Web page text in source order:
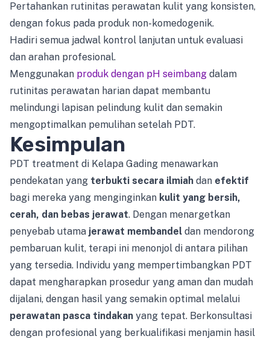
Pertahankan rutinitas perawatan kulit yang konsisten,
dengan fokus pada produk non-komedogenik.
Hadiri semua jadwal kontrol lanjutan untuk evaluasi
dan arahan profesional.
Menggunakan produk dengan pH seimbang dalam
rutinitas perawatan harian dapat membantu
melindungi lapisan pelindung kulit dan semakin
mengoptimalkan pemulihan setelah PDT.
Kesimpulan
PDT treatment di Kelapa Gading menawarkan
pendekatan yang terbukti secara ilmiah dan efektif
bagi mereka yang menginginkan kulit yang bersih,
cerah, dan bebas jerawat. Dengan menargetkan
penyebab utama jerawat membandel dan mendorong
pembaruan kulit, terapi ini menonjol di antara pilihan
yang tersedia. Individu yang mempertimbangkan PDT
dapat mengharapkan prosedur yang aman dan mudah
dijalani, dengan hasil yang semakin optimal melalui
perawatan pasca tindakan yang tepat. Berkonsultasi
dengan profesional yang berkualifikasi menjamin hasil